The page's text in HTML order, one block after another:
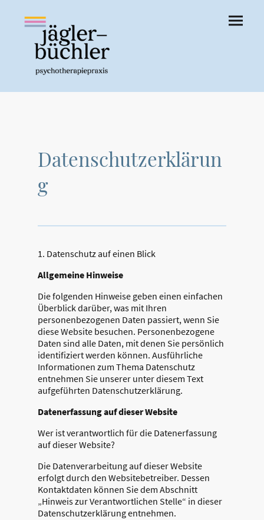
Datenschutzerklärun
g
1. Datenschutz auf einen Blick
Allgemeine Hinweise
Die folgenden Hinweise geben einen einfachen
Überblick darüber, was mit Ihren
personenbezogenen Daten passiert, wenn Sie
diese Website besuchen. Personenbezogene
Daten sind alle Daten, mit denen Sie persönlich
identifiziert werden können. Ausführliche
Informationen zum Thema Datenschutz
entnehmen Sie unserer unter diesem Text
aufgeführten Datenschutzerklärung.
Datenerfassung auf dieser Website
Wer ist verantwortlich für die Datenerfassung
auf dieser Website?
Die Datenverarbeitung auf dieser Website
erfolgt durch den Websitebetreiber. Dessen
Kontaktdaten können Sie dem Abschnitt
„Hinweis zur Verantwortlichen Stelle“ in dieser
Datenschutzerklärung entnehmen.